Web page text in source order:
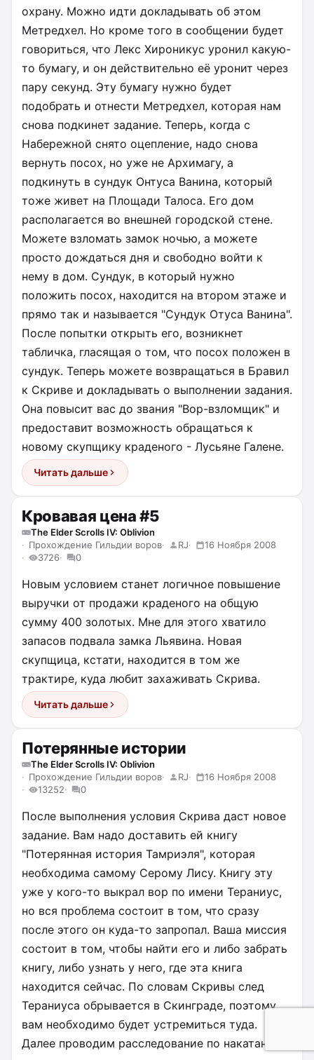
охрану. Можно идти докладывать об этом
Метредхел. Но кроме того в сообщении будет
говориться, что Лекс Хироникус уронил какую-
то бумагу, и он действительно её уронит через
пару секунд. Эту бумагу нужно будет
подобрать и отнести Метредхел, которая нам
снова подкинет задание. Теперь, когда с
Набережной снято оцепление, надо снова
вернуть посох, но уже не Архимагу, а
подкинуть в сундук Онтуса Ванина, который
тоже живет на Площади Талоса. Его дом
располагается во внешней городской стене.
Можете взломать замок ночью, а можете
просто дождаться дня и свободно войти к
нему в дом. Сундук, в который нужно
положить посох, находится на втором этаже и
прямо так и называется "Сундук Отуса Ванина".
После попытки открыть его, возникнет
табличка, гласящая о том, что посох положен в
сундук. Теперь можете возвращаться в Бравил
к Скриве и докладывать о выполнении задания.
Она повысит вас до звания "Вор-взломщик" и
предоставит возможность обращаться к
новому скупщику краденого - Лусьяне Галене.
Читать дальше
Кровавая цена #5
The Elder Scrolls IV: Oblivion
Прохождение Гильдии воров
RJ
16 Ноября 2008
3726
0
Новым условием станет логичное повышение
выручки от продажи краденого на общую
сумму 400 золотых. Мне для этого хватило
запасов подвала замка Льявина. Новая
скупщица, кстати, находится в том же
трактире, куда любит захаживать Скрива.
Читать дальше
Потерянные истории
The Elder Scrolls IV: Oblivion
Прохождение Гильдии воров
RJ
16 Ноября 2008
13252
0
После выполнения условия Скрива даст новое
задание. Вам надо доставить ей книгу
"Потерянная история Тамриэля", которая
необходима самому Серому Лису. Книгу эту
уже у кого-то выкрал вор по имени Тераниус,
но вся проблема состоит в том, что сразу
после этого он куда-то запропал. Ваша миссия
состоит в том, чтобы найти его и либо забрать
книгу, либо узнать у него, где эта книга
находится сейчас. По словам Скривы след
Тераниуса обрывается в Скинграде, поэтому
вам необходимо будет устремиться туда.
Далее проводим расследование по накатанной,